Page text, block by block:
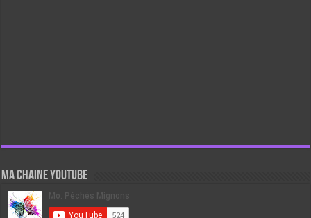
Ma chaine Youtube